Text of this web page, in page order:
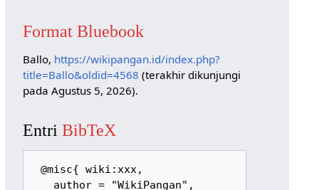
Format Bluebook
Ballo, https://wikipangan.id/index.php?
title=Ballo&oldid=4568 (terakhir dikunjungi
pada Agustus 5, 2026).
Entri BibTeX
@misc{ wiki:xxx,